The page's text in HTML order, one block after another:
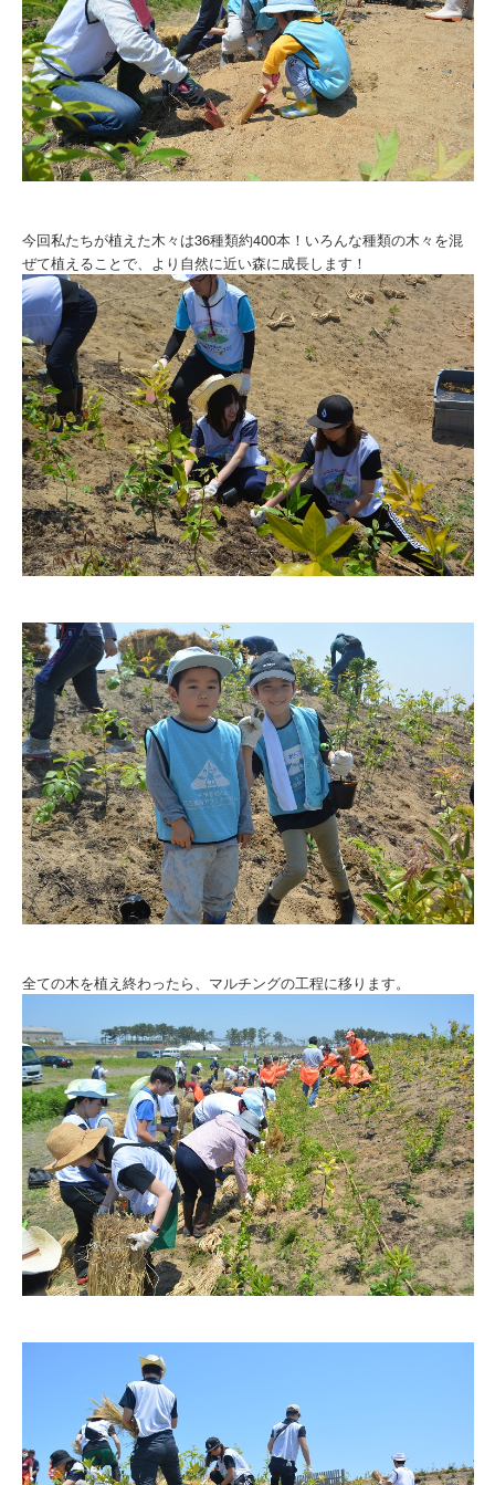
今回私たちが植えた木々は36種類約400本！いろんな種類の木々を混
ぜて植えることで、より自然に近い森に成長します！
全ての木を植え終わったら、マルチングの工程に移ります。